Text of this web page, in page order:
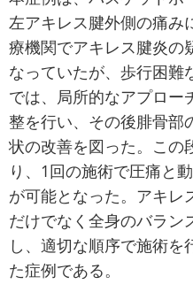
左アキレス腱外側の痛み
療機関でアキレス腱炎の
なっていたが、歩行困難
では、局所的なアプロー
整を行い、その後腓骨部
状の改善を図った。この
り、1回の施術で圧痛と
が可能となった。アキレ
だけでなく全身のバラン
し、適切な順序で施術
た症例である。